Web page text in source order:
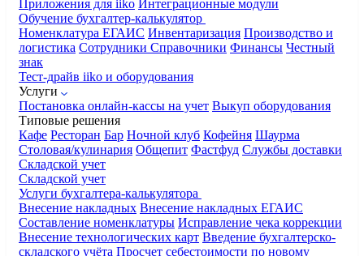
Приложения для iiko Интеграционные модули
Обучение бухгалтер-калькулятор
Номенклатура ЕГАИС Инвентаризация Производство и
логистика Сотрудники Справочники Финансы Честный
знак
Тест-драйв iiko и оборудования
Услуги
Постановка онлайн-кассы на учет Выкуп оборудования
Типовые решения
Кафе Ресторан Бар Ночной клуб Кофейня Шаурма
Столовая/кулинария Общепит Фастфуд Службы доставки
Складской учет
Складской учет
Услуги бухгалтера-калькулятора
Внесение накладных Внесение накладных ЕГАИС
Составление номенклатуры Исправление чека коррекции
Внесение технологических карт Введение бухгалтерско-
складского учёта Просчет себестоимости по новому